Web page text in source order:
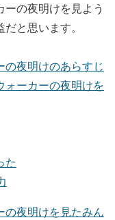
の夜明けを見よう
と思います。
の夜明けのあらすじ
ォーカーの夜明けを
た
の夜明けを見たみん